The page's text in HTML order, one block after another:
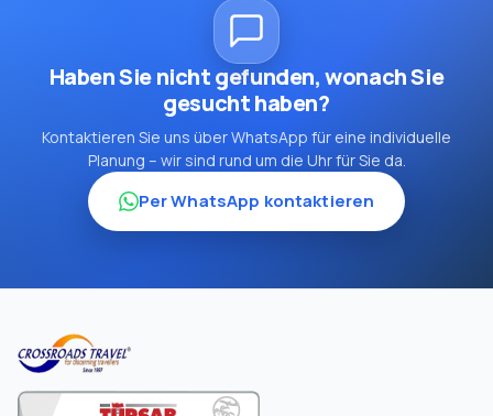
Haben Sie nicht gefunden, wonach Sie
gesucht haben?
Kontaktieren Sie uns über WhatsApp für eine individuelle
Planung – wir sind rund um die Uhr für Sie da.
Per WhatsApp kontaktieren